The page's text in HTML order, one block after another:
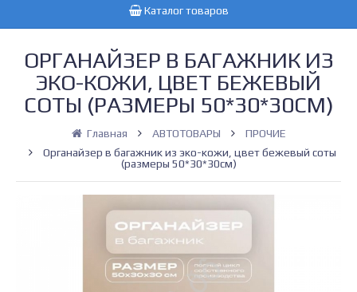
Каталог товаров
ОРГАНАЙЗЕР В БАГАЖНИК ИЗ
ЭКО-КОЖИ, ЦВЕТ БЕЖЕВЫЙ
СОТЫ (РАЗМЕРЫ 50*30*30СМ)
Главная АВТОТОВАРЫ
ПРОЧИЕ
Органайзер в багажник из эко-кожи, цвет бежевый соты
(размеры 50*30*30см)